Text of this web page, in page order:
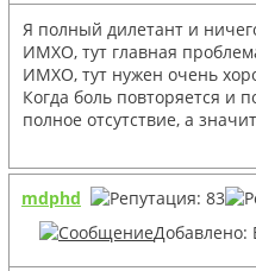
Я полный дилетант и
ИМХО, тут главная
ИМХО, тут нужен очень
Когда боль повторяется и
полное отсутствие, а
mdphd
Добавлено: